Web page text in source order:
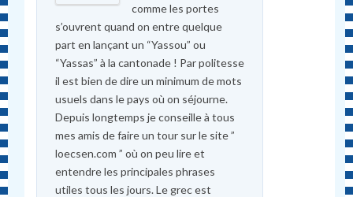
comme les portes
s’ouvrent quand on entre quelque
part en lançant un “Yassou” ou
“Yassas” à la cantonade ! Par politesse
il est bien de dire un minimum de mots
usuels dans le pays où on séjourne.
Depuis longtemps je conseille à tous
mes amis de faire un tour sur le site ”
loecsen.com ” où on peu lire et
entendre les principales phrases
utiles tous les jours. Le grec est